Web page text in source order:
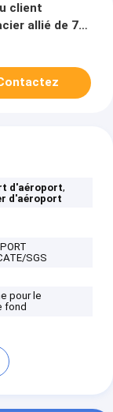
client
allié de 77
d'aéroport,
d'aéroport
SGS
pour le
fond